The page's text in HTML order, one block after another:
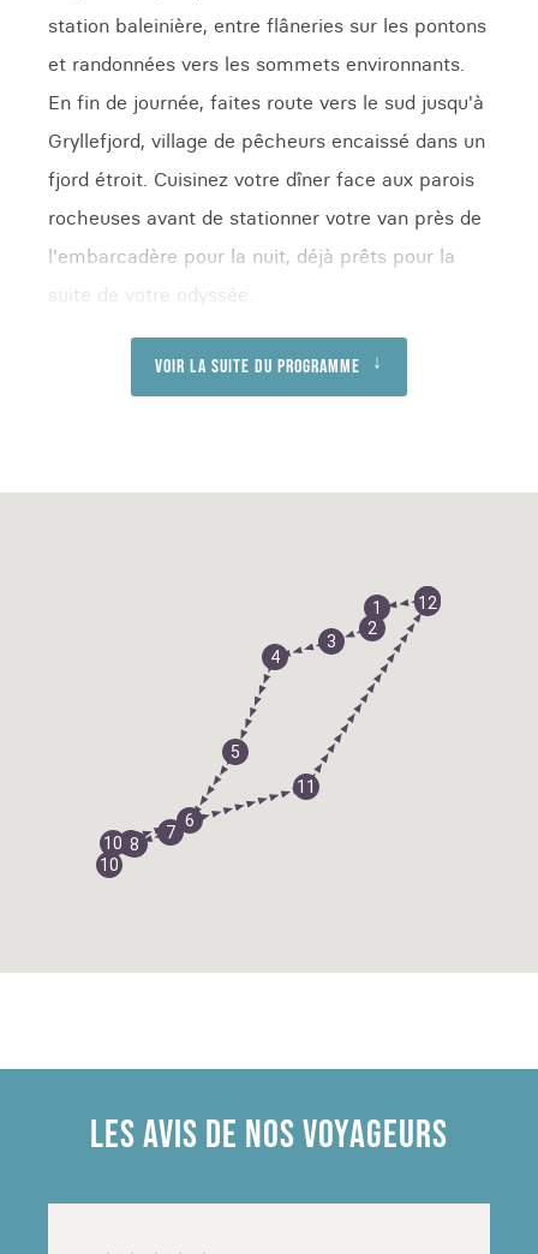
station baleinière, entre flâneries sur les pontons
et randonnées vers les sommets environnants.
En fin de journée, faites route vers le sud jusqu'à
Gryllefjord, village de pêcheurs encaissé dans un
fjord étroit. Cuisinez votre dîner face aux parois
rocheuses avant de stationner votre van près de
l'embarcadère pour la nuit, déjà prêts pour la
suite de votre odyssée.
Voir la suite du programme
1
1
2
3
4
5
6
7
8
9
10
10
11
12
13
LES AVIS DE NOS VOYAGEURS